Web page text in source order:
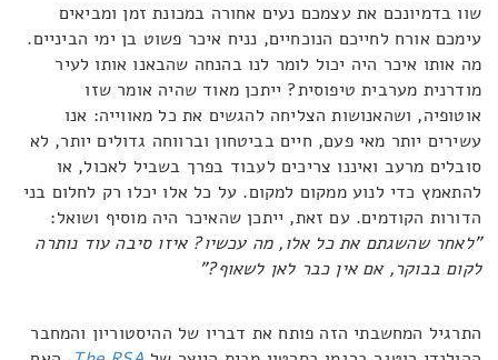
שוו בדמיונכם את עצמכם נעים אחורה במכונת זמן ומביאים
עימכם אורח לחייכם הנוכחיים, נניח איכר פשוט בן ימי הביניים.
מה אותו איכר היה יכול לומר לנו בהנחה שהבאנו אותו לעיר
מודרנית מערבית טיפוסית? ייתכן מאוד שהיה אומר שזו
אוטופיה, ושהאנושות הצליחה להגשים את כל מאווייה: אנו
עשירים יותר מאי פעם, חיים בביטחון וברווחה גדולים יותר, לא
סובלים מרעב ואיננו צריכים לעבוד בפרך בשביל לאכול, או
להתאמץ כדי לנוע ממקום למקום. על כל אלו יכלו רק לחלום בני
הדורות הקודמים. עם זאת, ייתכן שהאיכר היה מוסיף ושואל:
"לאחר שהשגתם את כל אלו, מה עכשיו? איזו סיבה עוד נותרה
לקום בבוקר, אם אין כבר לאן לשאוף?"
התרגיל המחשבתי הזה פותח את דבריו של ההיסטוריון והמחבר